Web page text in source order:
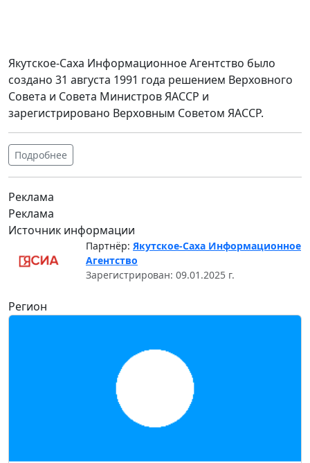
Якутское-Саха Информационное Агентство было
создано 31 августа 1991 года решением Верховного
Совета и Совета Министров ЯАССР и
зарегистрировано Верховным Советом ЯАССР.
Подробнее
Реклама
Реклама
Источник информации
Партнёр: Якутское-Саха Информационное
Агентство
Зарегистрирован: 09.01.2025 г.
Регион